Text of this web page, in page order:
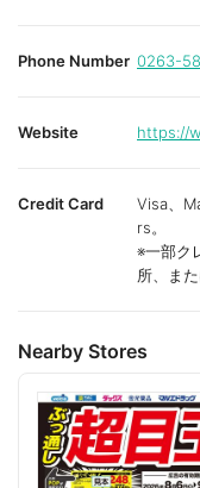
Phone Number 0263-
Website https://
Credit Card
Visa、
rs。
※一部ク
所、ま
Nearby Stores